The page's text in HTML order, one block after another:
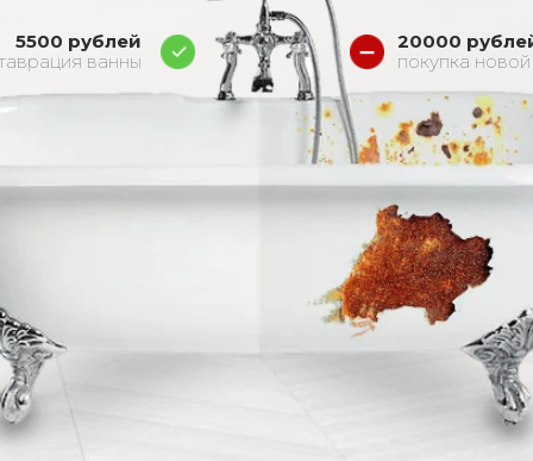
5500 рублей
ванны
20000
покупка